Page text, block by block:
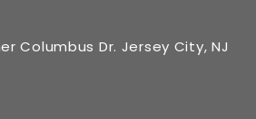
Columbus Dr. Jersey City, NJ